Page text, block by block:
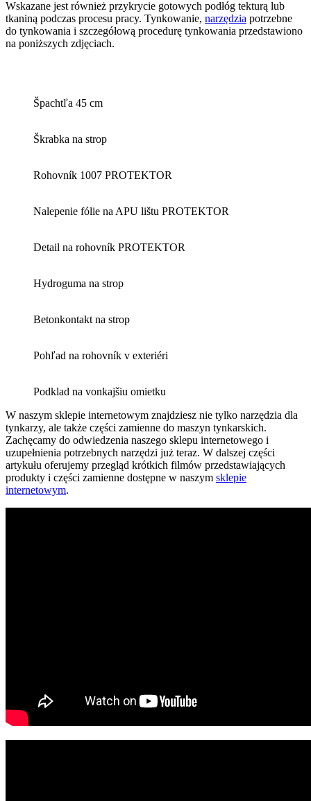
Wskazane jest również przykrycie gotowych podłóg tekturą lub
tkaniną podczas procesu pracy. Tynkowanie, narzędzia potrzebne
do tynkowania i szczegółową procedurę tynkowania przedstawiono
na poniższych zdjęciach.
Špachtľa 45 cm
Škrabka na strop
Rohovník 1007 PROTEKTOR
Nalepenie fólie na APU lištu PROTEKTOR
Detail na rohovník PROTEKTOR
Hydroguma na strop
Betonkontakt na strop
Pohľad na rohovník v exteriéri
Podklad na vonkajšiu omietku
W naszym sklepie internetowym znajdziesz nie tylko narzędzia dla
tynkarzy, ale także części zamienne do maszyn tynkarskich.
Zachęcamy do odwiedzenia naszego sklepu internetowego i
uzupełnienia potrzebnych narzędzi już teraz. W dalszej części
artykułu oferujemy przegląd krótkich filmów przedstawiających
produkty i części zamienne dostępne w naszym sklepie
internetowym.